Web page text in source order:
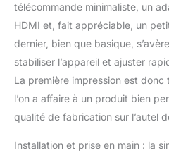
et
der
télécommande minimaliste, un
HDMI et, fait appréciable, un
dernier, bien que basique,
stabiliser l’appareil et ajuster
La première impression est
l’on a affaire à un produit bien
qualité de fabrication sur l’autel
Installation et prise en main : la